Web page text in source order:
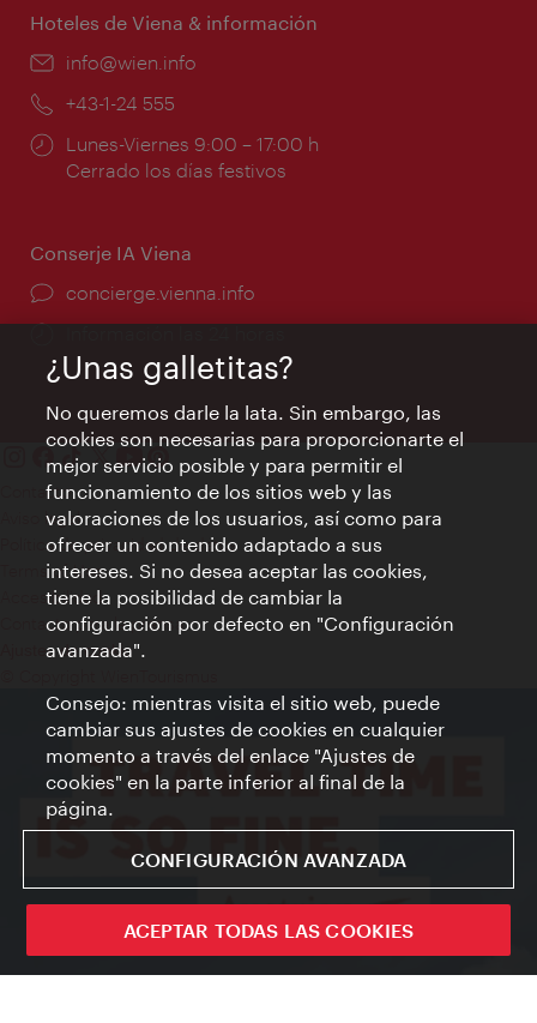
Hoteles de Viena & información
e-
info@wien.info
Teléfono:
+43-1-24 555
Horarios
de
Lunes-Viernes 9:00 – 17:00 h
Cerrado los días festivos
Conserje IA Viena
concierge.vienna.info
Contacto
Aviso legal
Política de privacidad de datos
Terms of Use
Accesibilidad
Contacto para la prensa
Ajustes de cookie
¿Unas galletitas?
No queremos darle la lata. Sin embargo, las
cookies son necesarias para proporcionarte el
mejor servicio posible y para permitir el
funcionamiento de los sitios web y las
valoraciones de los usuarios, así como para
ofrecer un contenido adaptado a sus
intereses. Si no desea aceptar las cookies,
tiene la posibilidad de cambiar la
configuración por defecto en "Configuración
avanzada".
Consejo: mientras visita el sitio web, puede
cambiar sus ajustes de cookies en cualquier
momento a través del enlace "Ajustes de
cookies" en la parte inferior al final de la
página.
CONFIGURACIÓN AVANZADA
ACEPTAR TODAS LAS COOKIES